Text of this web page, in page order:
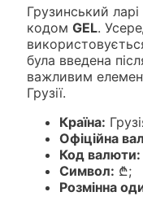
Грузинський
кодом GEL.
була введена
важливим
Грузії.
Країна:
Офіційна
Код валюти:
Символ: ₾;
Розмінна